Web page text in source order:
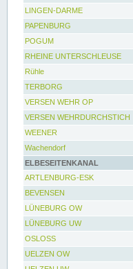
LINGEN-DARME
PAPENBURG
POGUM
RHEINE UNTERSCHLEUSE
Rühle
TERBORG
VERSEN WEHR OP
VERSEN WEHRDURCHSTICH
WEENER
Wachendorf
ELBESEITENKANAL
ARTLENBURG-ESK
BEVENSEN
LÜNEBURG OW
LÜNEBURG UW
OSLOSS
UELZEN OW